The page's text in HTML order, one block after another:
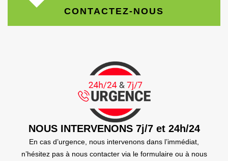
CONTACTEZ-NOUS
NOUS INTERVENONS 7j/7 et 24h/24
En cas d’urgence, nous intervenons dans l’immédiat,
n’hésitez pas à nous contacter via le formulaire ou à nous